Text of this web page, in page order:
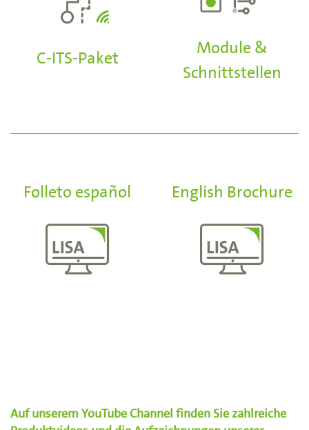
C-ITS-Paket
Module &
Schnittstellen
Folleto español English Brochure
Auf unserem YouTube Channel finden Sie zahlreiche